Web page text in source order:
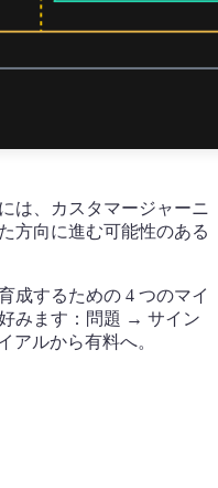
は、カスタマージャーニ
方向に進む可能性のある
成するための 4 つのマイ
みます：問題 → サイン
ルから有料へ。